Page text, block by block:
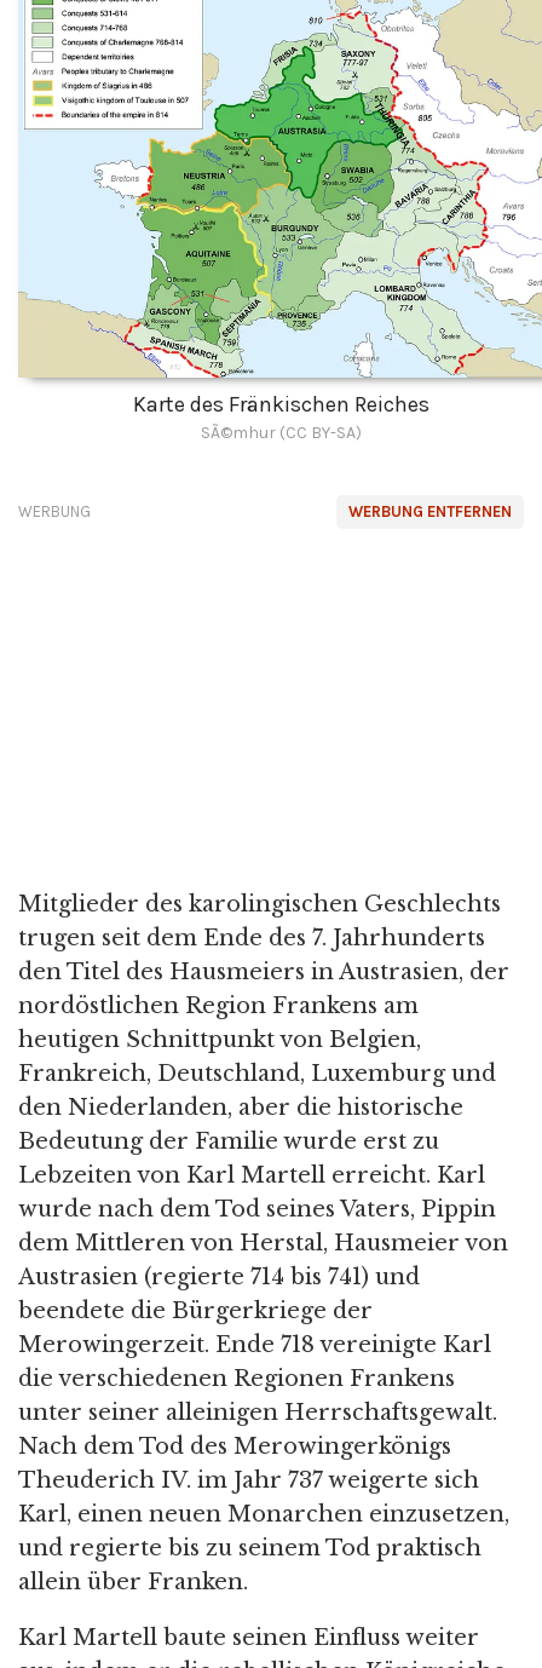
Karte des Fränkischen Reiches
SÃ©mhur (CC BY-SA)
WERBUNG ENTFERNEN
WERBUNG
Mitglieder des karolingischen Geschlechts
trugen seit dem Ende des 7. Jahrhunderts
den Titel des Hausmeiers in Austrasien, der
nordöstlichen Region Frankens am
heutigen Schnittpunkt von Belgien,
Frankreich, Deutschland, Luxemburg und
den Niederlanden, aber die historische
Bedeutung der Familie wurde erst zu
Lebzeiten von Karl Martell erreicht. Karl
wurde nach dem Tod seines Vaters, Pippin
dem Mittleren von Herstal, Hausmeier von
Austrasien (regierte 714 bis 741) und
beendete die Bürgerkriege der
Merowingerzeit. Ende 718 vereinigte Karl
die verschiedenen Regionen Frankens
unter seiner alleinigen Herrschaftsgewalt.
Nach dem Tod des Merowingerkönigs
Theuderich IV. im Jahr 737 weigerte sich
Karl, einen neuen Monarchen einzusetzen,
und regierte bis zu seinem Tod praktisch
allein über Franken.
Karl Martell baute seinen Einfluss weiter